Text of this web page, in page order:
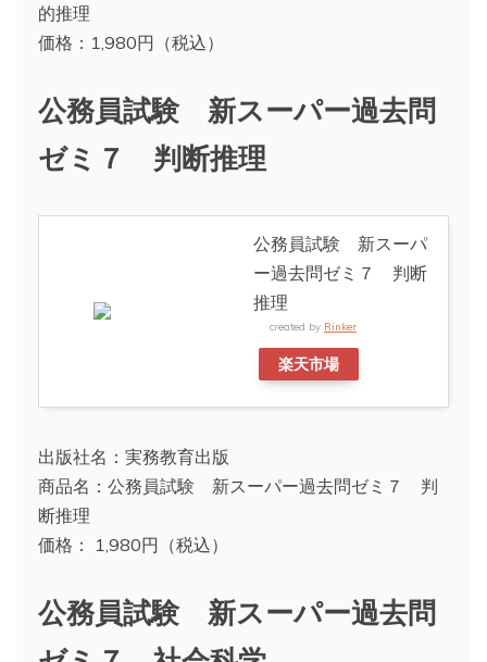
的推理
価格：1,980円（税込）
公務員試験 新スーパー過去問
ゼミ７ 判断推理
公務員試験 新スーパ
ー過去問ゼミ７ 判断
推理
created by Rinker
楽天市場
出版社名：実務教育出版
商品名：公務員試験 新スーパー過去問ゼミ７ 判
断推理
価格： 1,980円（税込）
公務員試験 新スーパー過去問